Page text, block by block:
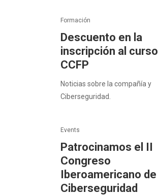
Formación
Descuento en la
inscripción al curso
CCFP
Noticias sobre la compañía y
Ciberseguridad.
Events
Patrocinamos el II
Congreso
Iberoamericano de
Ciberseguridad